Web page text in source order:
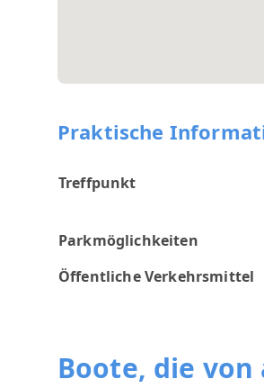
Praktische
Treffpunkt
Parkmöglichkeiten
Öffentliche Verkehrsmittel
Boote, die